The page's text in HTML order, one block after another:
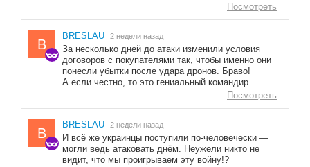
Посмотреть
B
BRESLAU 2 недели назад
За несколько дней до атаки изменили условия
договоров с покупателями так, чтобы именно они
понесли убытки после удара дронов. Браво!
А если честно, то это гениальный командир.
Посмотреть
B
BRESLAU 2 недели назад
И всё же украинцы поступили по-человечески —
могли ведь атаковать днём. Неужели никто не
видит, что мы проигрываем эту войну!?